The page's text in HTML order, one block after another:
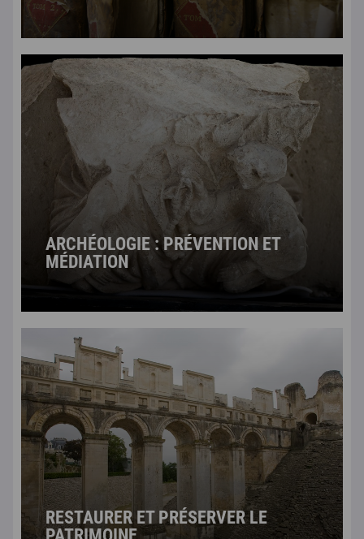
ARCHÉOLOGIE : PRÉVENTION ET
MÉDIATION
RESTAURER ET PRÉSERVER LE